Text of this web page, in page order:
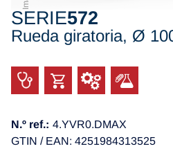
SERIE572
Rueda giratoria, Ø
N.º ref.: 4.YVR0.DMAX
GTIN / EAN: 4251984313525